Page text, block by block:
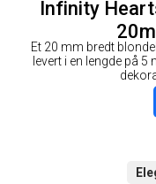
Infinity
Et 20 mm bredt
levert i en lengde på 5